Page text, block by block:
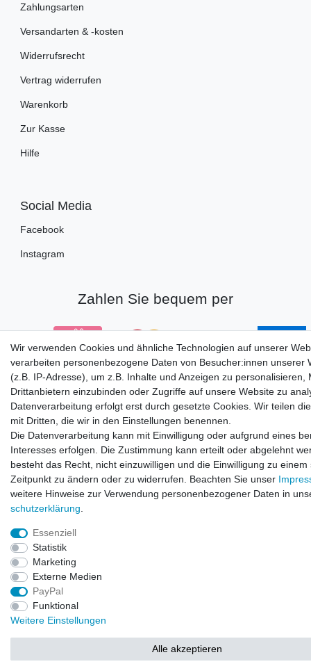
Zahlungsarten
Versandarten & -kosten
Widerrufsrecht
Vertrag widerrufen
Warenkorb
Zur Kasse
Hilfe
Social Media
Facebook
Instagram
Zahlen Sie bequem per
© Copyright 2026 | Alle Rechte vorbehalten.
Wir verwenden Cookies und ähnliche Technologien auf unserer
verarbeiten personenbezogene Daten von Besucher:innen unserer
(z.B. IP-Adresse), um z.B. Inhalte und Anzeigen zu personalisieren,
Drittanbietern einzubinden oder Zugriffe auf unsere Website zu
Datenverarbeitung erfolgt erst durch gesetzte Cookies. Wir teilen
mit Dritten, die wir in den Einstellungen benennen.
Die Datenverarbeitung kann mit Einwilligung oder aufgrund eines
Interesses erfolgen. Die Zustimmung kann erteilt oder abgelehnt
besteht das Recht, nicht einzuwilligen und die Einwilligung zu einem
Zeitpunkt zu ändern oder zu widerrufen. Beachten Sie unser
weitere Hinweise zur Verwendung personenbezogener Daten in
schutz­erklärung
Essenziell
Statistik
Marketing
Externe Medien
PayPal
Funktional
Weitere Einstellungen
Alle akzeptieren